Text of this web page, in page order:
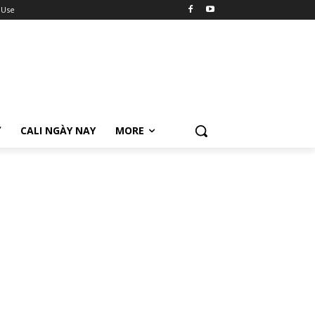
CALI NGÀY NAY MORE